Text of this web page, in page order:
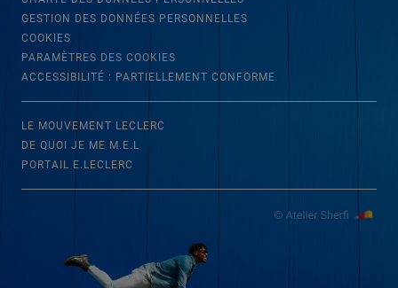
GESTION DES DONNÉES PERSONNELLES
COOKIES
PARAMÈTRES DES COOKIES
ACCESSIBILITÉ : PARTIELLEMENT CONFORME
LE MOUVEMENT LECLERC
DE QUOI JE ME M.E.L
PORTAIL E.LECLERC